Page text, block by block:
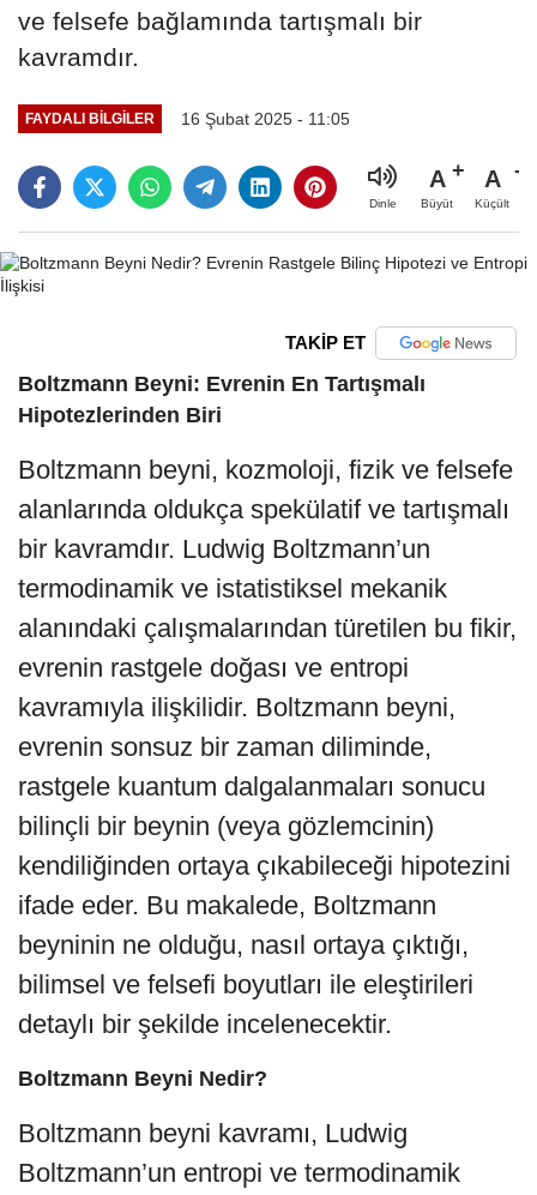
ve felsefe bağlamında tartışmalı bir
kavramdır.
FAYDALI BILGILER 16 Şubat 2025 - 11:05
Dinle
A
Büyüt
A
Küçült
TAKİP ET
Boltzmann Beyni: Evrenin En Tartışmalı
Hipotezlerinden Biri
Boltzmann beyni, kozmoloji, fizik ve felsefe
alanlarında oldukça spekülatif ve tartışmalı
bir kavramdır. Ludwig Boltzmann’un
termodinamik ve istatistiksel mekanik
alanındaki çalışmalarından türetilen bu fikir,
evrenin rastgele doğası ve entropi
kavramıyla ilişkilidir. Boltzmann beyni,
evrenin sonsuz bir zaman diliminde,
rastgele kuantum dalgalanmaları sonucu
bilinçli bir beynin (veya gözlemcinin)
kendiliğinden ortaya çıkabileceği hipotezini
ifade eder. Bu makalede, Boltzmann
beyninin ne olduğu, nasıl ortaya çıktığı,
bilimsel ve felsefi boyutları ile eleştirileri
detaylı bir şekilde incelenecektir.
Boltzmann Beyni Nedir?
Boltzmann beyni kavramı, Ludwig
Boltzmann’un entropi ve termodinamik